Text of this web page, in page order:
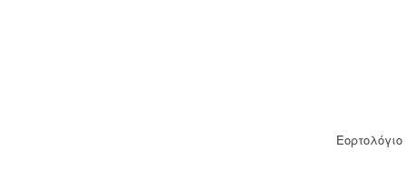
Εορτολόγιο